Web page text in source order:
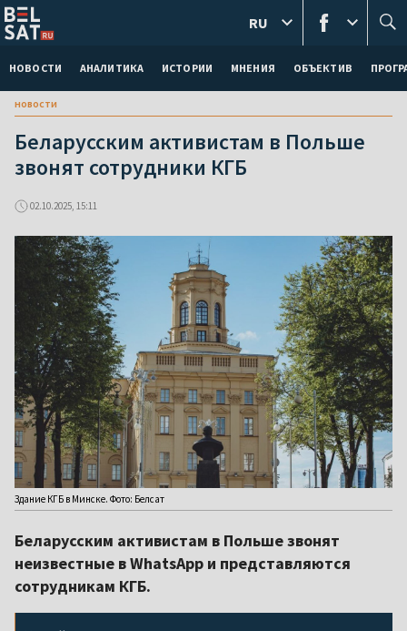
НОВОСТИ АНАЛИТИКА ИСТОРИИ МНЕНИЯ ОБЪЕКТИВ
RU
новости
Беларусским активистам в Польше
звонят сотрудники КГБ
02.10.2025, 15:11
Здание КГБ в Минске. Фото: Белсат
Беларусским активистам в Польше звонят
неизвестные в WhatsApp и представляются
сотрудникам КГБ.